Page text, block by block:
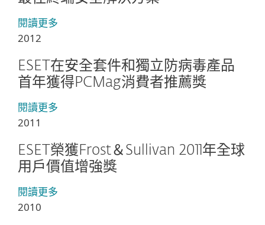
閱讀更多
2012
ESET在安全套件和獨立防病毒產品
首年獲得PCMag消費者推薦獎
閱讀更多
2011
ESET榮獲Frost＆Sullivan 2011年全球
用戶價值增強獎
閱讀更多
2010